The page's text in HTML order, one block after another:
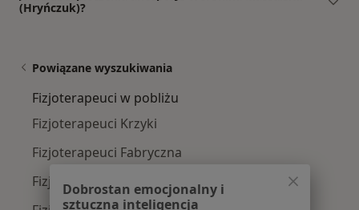
(Hryńczuk)?
Powiązane wyszukiwania
Fizjoterapeuci w pobliżu
Fizjoterapeuci Krzyki
Fizjoterapeuci Fabryczna
Fizjoterapeuci Śródmieście
Dobrostan emocjonalny i
sztuczna inteligencja